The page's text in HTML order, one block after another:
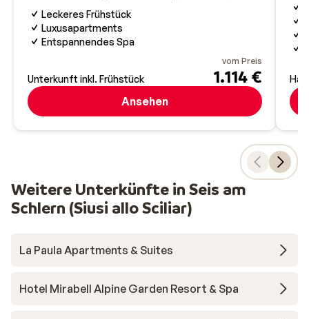
Leckeres Frühstück
Luxusapartments
Entspannendes Spa
Unterkunft inkl. Frühstück
vom Preis
1.114 €
Ansehen
Weitere Unterkünfte in Seis am
Schlern (Siusi allo Sciliar)
La Paula Apartments & Suites
Hotel Mirabell Alpine Garden Resort & Spa